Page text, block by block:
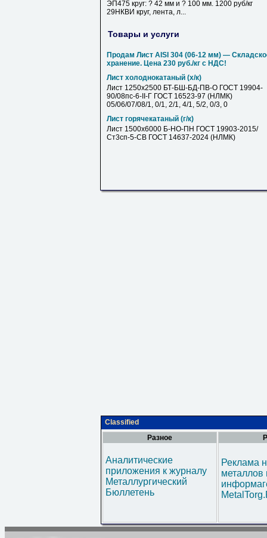
ЭП475 круг: ? 42 мм и ? 100 мм. 1200 руб/кг
29НКВИ круг, лента, л...
Товары и услуги
Продам Лист AISI 304 (06-12 мм) —
хранение. Цена 230 руб./кг с НДС!
Лист холоднокатаный (х/к)
Лист 1250х2500 БТ-БШ-БД-ПВ-О ГОСТ 19904-
90/08пс-6-II-Г ГОСТ 16523-97 (НЛМК)
05/06/07/08/1, 0/1, 2/1, 4/1, 5/2, 0/3, 0
Лист горячекатаный (г/к)
Лист 1500х6000 Б-НО-ПН ГОСТ 19903-2015/
Ст3сп-5-СВ ГОСТ 14637-2024 (НЛМК)
Classified
Разное
Аналитические
приложения к журналу
Металлургический
Бюллетень
Реклама
металлов